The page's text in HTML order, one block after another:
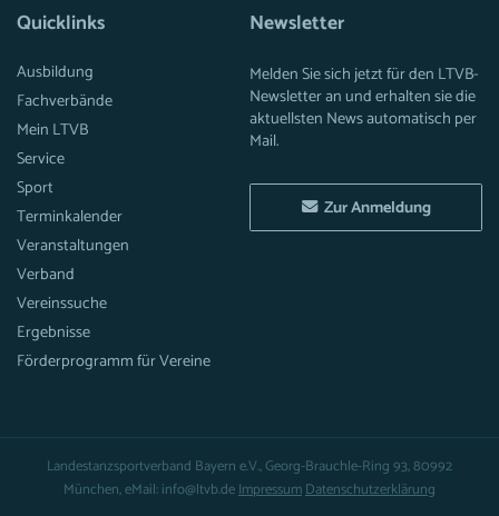
Quicklinks
Ausbildung
Fachverbände
Mein LTVB
Service
Sport
Terminkalender
Veranstaltungen
Verband
Vereinssuche
Ergebnisse
Förderprogramm für Vereine
Newsletter
Melden Sie sich jetzt für den LTVB-
Newsletter an und erhalten sie die
aktuellsten News automatisch per
Mail.
Zur Anmeldung
Landestanzsportverband Bayern e.V., Georg-Brauchle-Ring 93, 80992
München, eMail: info@ltvb.deImpressumDatenschutzerklärung